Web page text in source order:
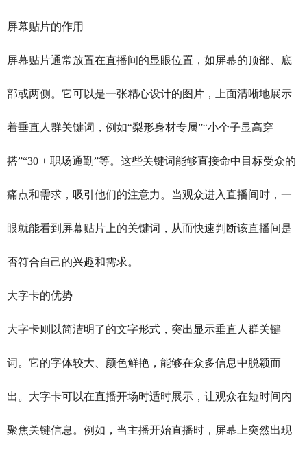
屏幕贴片的作用
屏幕贴片通常放置在直播间的显眼位置，如屏幕的顶部、底
部或两侧。它可以是一张精心设计的图片，上面清晰地展示
着垂直人群关键词，例如“梨形身材专属”“小个子显高穿
搭”“30 + 职场通勤”等。这些关键词能够直接命中目标受众的
痛点和需求，吸引他们的注意力。当观众进入直播间时，一
眼就能看到屏幕贴片上的关键词，从而快速判断该直播间是
否符合自己的兴趣和需求。
大字卡的优势
大字卡则以简洁明了的文字形式，突出显示垂直人群关键
词。它的字体较大、颜色鲜艳，能够在众多信息中脱颖而
出。大字卡可以在直播开场时适时展示，让观众在短时间内
聚焦关键信息。例如，当主播开始直播时，屏幕上突然出现